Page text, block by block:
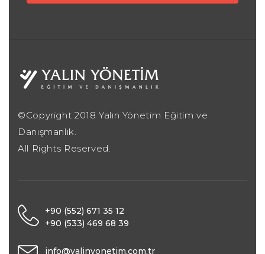
©Copyright 2018 Yalın Yönetim Eğitim ve
Danışmanlık.
All Rights Reserved.
+90 (552) 671 35 12
+90 (533) 469 68 39
info@yalinyonetim.com.tr